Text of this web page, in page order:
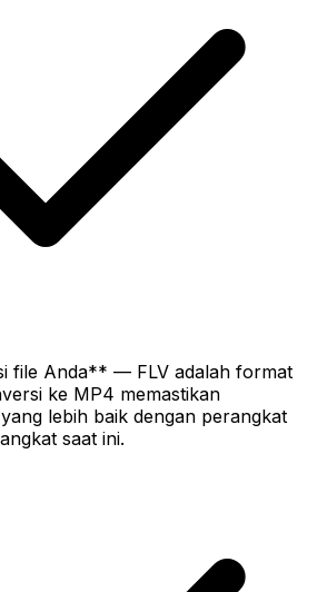
file Anda** — FLV adalah format
ke MP4 memastikan
lebih baik dengan perangkat
saat ini.